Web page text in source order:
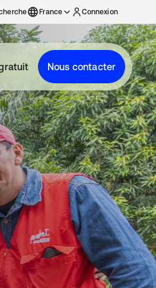
France Connexion
Nous contacter